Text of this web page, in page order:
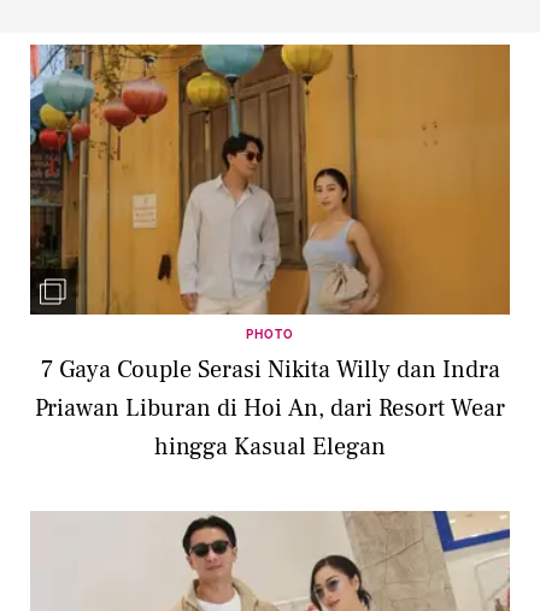
PHOTO
7 Gaya Couple Serasi Nikita Willy dan Indra
Priawan Liburan di Hoi An, dari Resort Wear
hingga Kasual Elegan